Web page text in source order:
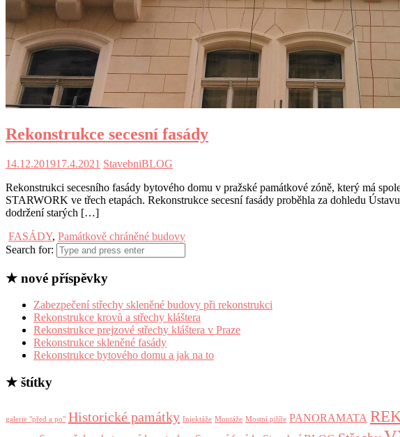
Rekonstrukce secesní fasády
14.12.201917.4.2021 StavebniBLOG
Rekonstrukci secesního fasády bytového domu v pražské památkové zóně, který má
STARWORK ve třech etapách. Rekonstrukce secesní fasády proběhla za dohledu
dodržení starých […]
FASÁDY, Památkově chráněné budovy
Search for:
★ nové příspěvky
Zabezpečení střechy skleněné budovy při rekonstrukci
Rekonstrukce krovů a střechy kláštera
Rekonstrukce prejzové střechy kláštera v Praze
Rekonstrukce skleněné fasády
Rekonstrukce bytového domu a jak na to
★ štítky
galerie "před a po" Historické památky Injektáže Montáže Mostní pilíře PANORAMATA